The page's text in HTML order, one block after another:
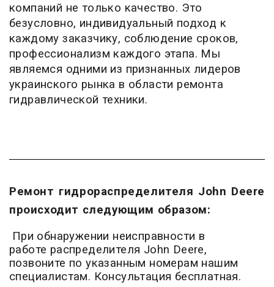
компаний не только качество. Это
безусловно, индивидуальный подход к
каждому заказчику, соблюдение сроков,
профессионализм каждого этапа. Мы
являемся одними из признанных лидеров
украинского рынка в области ремонта
гидравлической техники.
Ремонт гидрораспределителя John Deere
происходит следующим образом:
При обнаружении неисправности в
работе распределителя John Deere,
позвоните по указанным номерам нашим
специалистам. Консультация бесплатная.